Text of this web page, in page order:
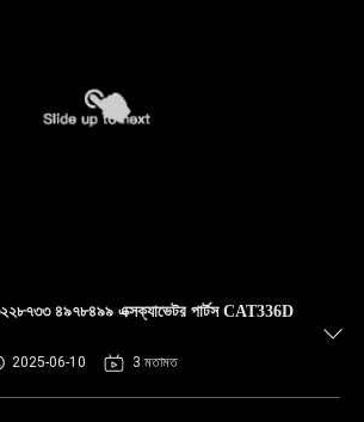
৪৯৭৮৪৯৯ এক্সক্যাভেটর পার্টস CAT336D
2025-06-10 3 মতামত